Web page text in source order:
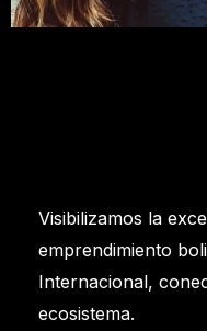
Visibilizamos la
emprendimiento
Internacional,
ecosistema.